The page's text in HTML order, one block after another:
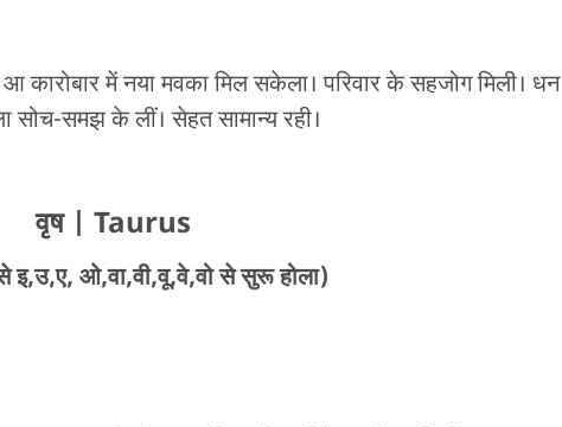
में नया मवका मिल सकेला। परिवार के सहजोग मिली। धन
सोच-समझ के लीं। सेहत सामान्य रही।
वृष | Taurus
इ,उ,ए, ओ,वा,वी,वू,वे,वो से सुरू होला)